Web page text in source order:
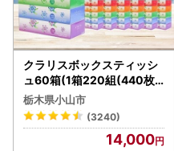
クラリスボックスティッシ
ュ60箱(1箱220組(440枚))
(5個入り×12セット)【配送
不可地域：離島・沖縄県】
【1256759】
栃木県小山市
(3240)
14,000